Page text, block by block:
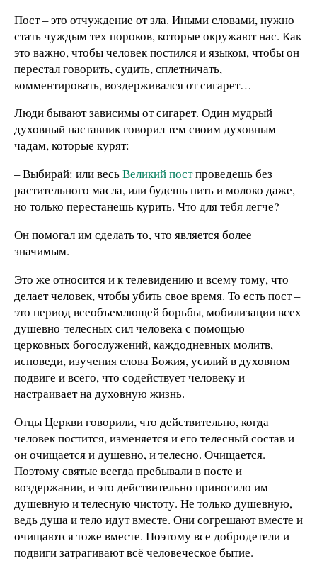
Пост – это отчуждение от зла. Иными словами, нужно
стать чуждым тех пороков, которые окружают нас. Как
это важно, чтобы человек постился и языком, чтобы он
перестал говорить, судить, сплетничать,
комментировать, воздерживался от сигарет…
Люди бывают зависимы от сигарет. Один мудрый
духовный наставник говорил тем своим духовным
чадам, которые курят:
– Выбирай: или весьВеликий постпроведешь без
растительного масла, или будешь пить и молоко даже,
но только перестанешь курить. Что для тебя легче?
Он помогал им сделать то, что является более
значимым.
Это же относится и к телевидению и всему тому, что
делает человек, чтобы убить свое время. То есть пост –
это период всеобъемлющей борьбы, мобилизации всех
душевно-телесных сил человека с помощью
церковных богослужений, каждодневных молитв,
исповеди, изучения слова Божия, усилий в духовном
подвиге и всего, что содействует человеку и
настраивает на духовную жизнь.
Отцы Церкви говорили, что действительно, когда
человек постится, изменяется и его телесный состав и
он очищается и душевно, и телесно. Очищается.
Поэтому святые всегда пребывали в посте и
воздержании, и это действительно приносило им
душевную и телесную чистоту. Не только душевную,
ведь душа и тело идут вместе. Они согрешают вместе и
очищаются тоже вместе. Поэтому все добродетели и
подвиги затрагивают всё человеческое бытие.